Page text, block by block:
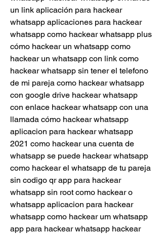
un link aplicación para hackear
whatsapp aplicaciones para hackear
whatsapp como hackear whatsapp plus
cómo hackear un whatsapp como
hackear un whatsapp con link como
hackear whatsapp sin tener el telefono
de mi pareja como hackear whatsapp
con google drive hackear whatsapp
con enlace hackear whatsapp con una
llamada cómo hackear whatsapp
aplicacion para hackear whatsapp
2021 como hackear una cuenta de
whatsapp se puede hackear whatsapp
como hackear el whatsapp de tu pareja
sin codigo qr app para hackear
whatsapp sin root como hackear o
whatsapp aplicacion para hackear
whatsapp como hackear um whatsapp
app para hackear whatsapp hackear